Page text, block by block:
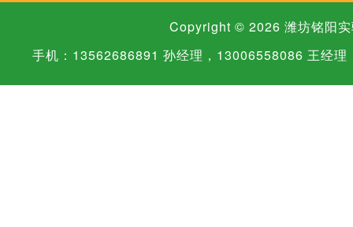
Copyright © 2026 潍坊铭阳
手机：13562686891 孙经理，13006558086 王经